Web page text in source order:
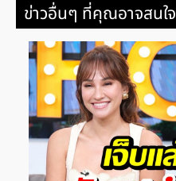
ข่าวอื่นๆ ที่คุณอาจสนใจ